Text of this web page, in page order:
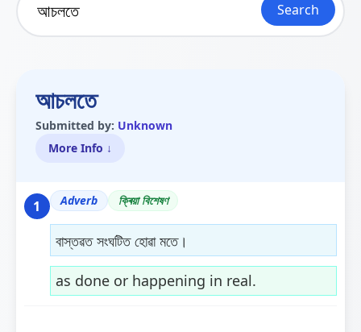
Search
আচলতে
Submitted by: Unknown
More Info ↓
1 Adverb ক্ৰিয়া বিশেষণ
বাস্তৱত সংঘটিত হোৱা মতে।
as done or happening in real.